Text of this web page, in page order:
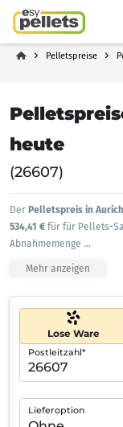
Pelletspreise
heute
(26607)
Der Pelletspreis in Aurich
534,41 € für für Pellets-
Abnahmemenge ...
Mehr anzeigen
Lose Ware
Postleitzahl*
Lieferoption